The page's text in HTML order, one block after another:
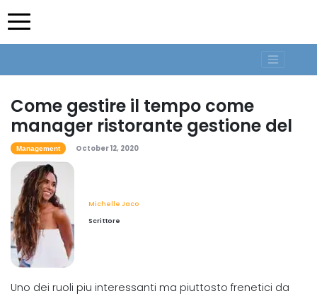
Come gestire il tempo come
manager ristorante gestione del
Management October 12, 2020
Michelle Jaco
Scrittore
Uno dei ruoli piu interessanti ma piuttosto frenetici da